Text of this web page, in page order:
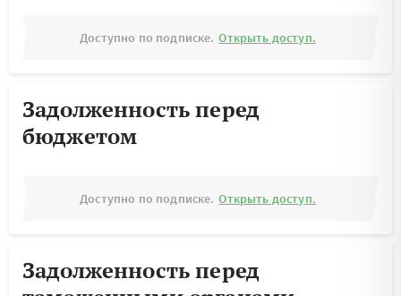
Доступно по подписке. Открыть доступ.
Задолженность перед
бюджетом
Доступно по подписке. Открыть доступ.
Задолженность перед